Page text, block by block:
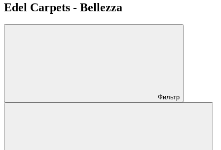
Edel Carpets - Bellezza
Фильтр